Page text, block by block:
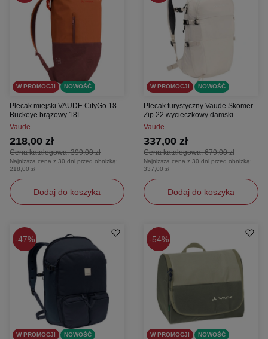
W PROMOCJI NOWOŚĆ
Plecak miejski VAUDE CityGo 18
Buckeye brązowy 18L
Vaude
Cena katalogowa:399,00 zł
218,00 zł
Najniższa cena z 30 dni przed obniżką:
218,00 zł
Dodaj do koszyka
W PROMOCJI NOWOŚĆ
Plecak turystyczny Vaude Skomer
Zip 22 wycieczkowy damski
Vaude
Cena katalogowa:679,00 zł
337,00 zł
Najniższa cena z 30 dni przed obniżką:
337,00 zł
Dodaj do koszyka
47%
W PROMOCJI NOWOŚĆ
54%
W PROMOCJI NOWOŚĆ